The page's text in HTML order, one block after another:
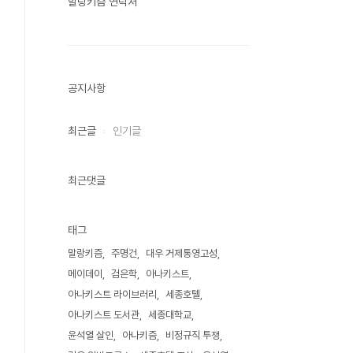
공지사항
최근글 인기글
최근댓글
태그
말랑키즘 주명건
대우 거제통영고성
메이데이
검은학
아나키스트
아나키스트 라이브러리
세종호텔
아나키스트 도서관
세종대학교
윤석열 살인
아나키즘
비정규직 투쟁